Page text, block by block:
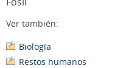
Ver también:
Biología
Restos humanos